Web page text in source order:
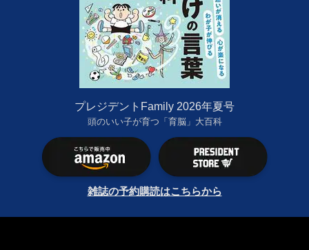
プレジデントFamily 2026年夏号
頭のいい子が育つ「育脳」大百科
雑誌の予約購読はこちらから